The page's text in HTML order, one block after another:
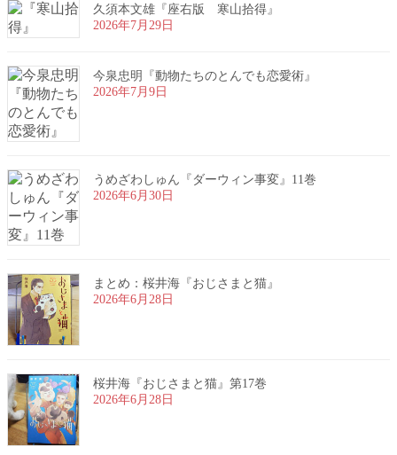
久須本文雄『座右版 寒山拾得』
2026年7月29日
今泉忠明『動物たちのとんでも恋愛術』
2026年7月9日
うめざわしゅん『ダーウィン事変』11巻
2026年6月30日
まとめ：桜井海『おじさまと猫』
2026年6月28日
桜井海『おじさまと猫』第17巻
2026年6月28日